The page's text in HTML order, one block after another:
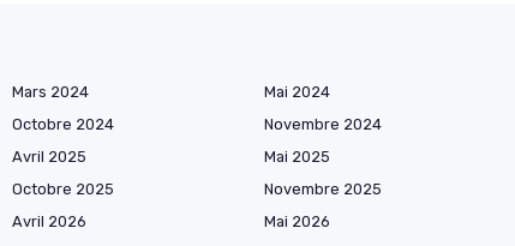
Mars 2024 Mai 2024
Octobre 2024 Novembre 2024
Avril 2025 Mai 2025
Octobre 2025 Novembre 2025
Avril 2026 Mai 2026